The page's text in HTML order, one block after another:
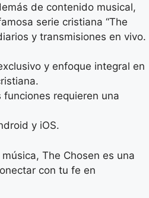
de contenido musical,
serie cristiana “The
y transmisiones en vivo.
y enfoque integral en
funciones requieren una
y iOS.
The Chosen es una
con tu fe en